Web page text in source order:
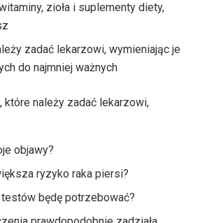
zioła i suplementy diety,
zadać lekarzowi, wymieniając je
do najmniej ważnych
które należy zadać lekarzowi,
objawy?
ryzyko raka piersi?
będę potrzebować?